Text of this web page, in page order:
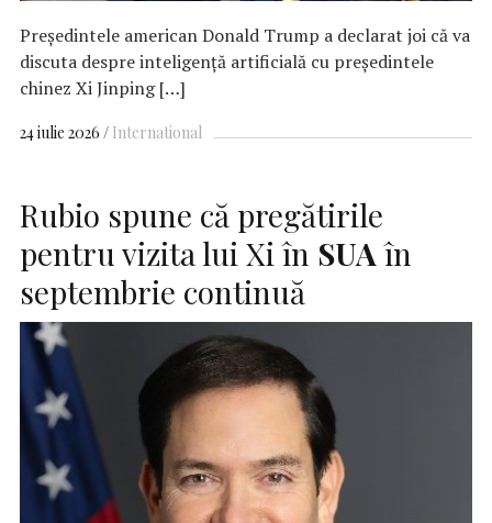
Preşedintele american Donald Trump a declarat joi că va
discuta despre inteligenţă artificială cu preşedintele
chinez Xi Jinping […]
24 iulie 2026 International
Rubio spune că pregătirile
pentru vizita lui Xi în SUAîn
septembrie continuă